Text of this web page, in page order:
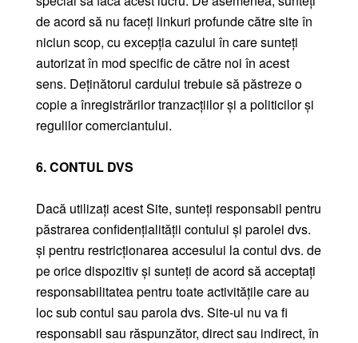
de acord să nu faceți linkuri profunde către site în
niciun scop, cu excepția cazului în care sunteți
autorizat în mod specific de către noi în acest
sens. Deținătorul cardului trebuie să păstreze o
copie a înregistrărilor tranzacțiilor și a politicilor și
regulilor comerciantului.
6. CONTUL DVS
Dacă utilizați acest Site, sunteți responsabil pentru
păstrarea confidențialității contului și parolei dvs.
și pentru restricționarea accesului la contul dvs. de
pe orice dispozitiv și sunteți de acord să acceptați
responsabilitatea pentru toate activitățile care au
loc sub contul sau parola dvs. Site-ul nu va fi
responsabil sau răspunzător, direct sau indirect, în